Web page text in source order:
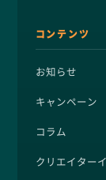
コンテンツ
お知らせ
キャンペーン
コラム
クリエイター